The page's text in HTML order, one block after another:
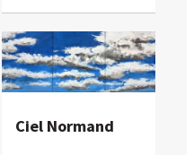
Ciel Normand